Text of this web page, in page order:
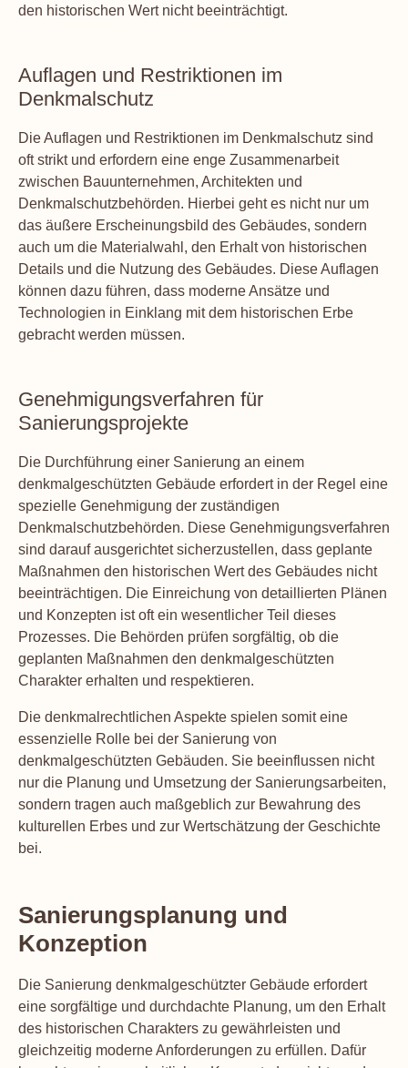
den historischen Wert nicht beeinträchtigt.
Auflagen und Restriktionen im
Denkmalschutz
Die Auflagen und Restriktionen im Denkmalschutz sind
oft strikt und erfordern eine enge Zusammenarbeit
zwischen Bauunternehmen, Architekten und
Denkmalschutzbehörden. Hierbei geht es nicht nur um
das äußere Erscheinungsbild des Gebäudes, sondern
auch um die Materialwahl, den Erhalt von historischen
Details und die Nutzung des Gebäudes. Diese Auflagen
können dazu führen, dass moderne Ansätze und
Technologien in Einklang mit dem historischen Erbe
gebracht werden müssen.
Genehmigungsverfahren für
Sanierungsprojekte
Die Durchführung einer Sanierung an einem
denkmalgeschützten Gebäude erfordert in der Regel eine
spezielle Genehmigung der zuständigen
Denkmalschutzbehörden. Diese Genehmigungsverfahren
sind darauf ausgerichtet sicherzustellen, dass geplante
Maßnahmen den historischen Wert des Gebäudes nicht
beeinträchtigen. Die Einreichung von detaillierten Plänen
und Konzepten ist oft ein wesentlicher Teil dieses
Prozesses. Die Behörden prüfen sorgfältig, ob die
geplanten Maßnahmen den denkmalgeschützten
Charakter erhalten und respektieren.
Die denkmalrechtlichen Aspekte spielen somit eine
essenzielle Rolle bei der Sanierung von
denkmalgeschützten Gebäuden. Sie beeinflussen nicht
nur die Planung und Umsetzung der Sanierungsarbeiten,
sondern tragen auch maßgeblich zur Bewahrung des
kulturellen Erbes und zur Wertschätzung der Geschichte
bei.
Sanierungsplanung und
Konzeption
Die Sanierung denkmalgeschützter Gebäude erfordert
eine sorgfältige und durchdachte Planung, um den Erhalt
des historischen Charakters zu gewährleisten und
gleichzeitig moderne Anforderungen zu erfüllen. Dafür